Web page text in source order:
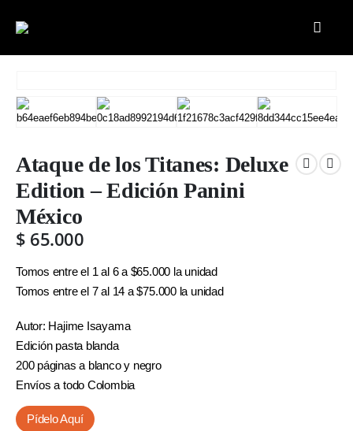
Ataque de los Titanes: Deluxe
Edition – Edición Panini
México
$ 65.000
Tomos entre el 1 al 6 a $65.000 la unidad
Tomos entre el 7 al 14 a $75.000 la unidad
Autor: Hajime Isayama
Edición pasta blanda
200 páginas a blanco y negro
Envíos a todo Colombia
Pídelo Aquí